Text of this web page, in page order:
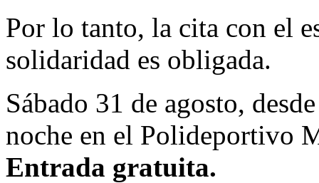
Por lo tanto, la cita con el
solidaridad es obligada.
Sábado 31 de agosto,
noche en el Polideportivo
Entrada gratuita.